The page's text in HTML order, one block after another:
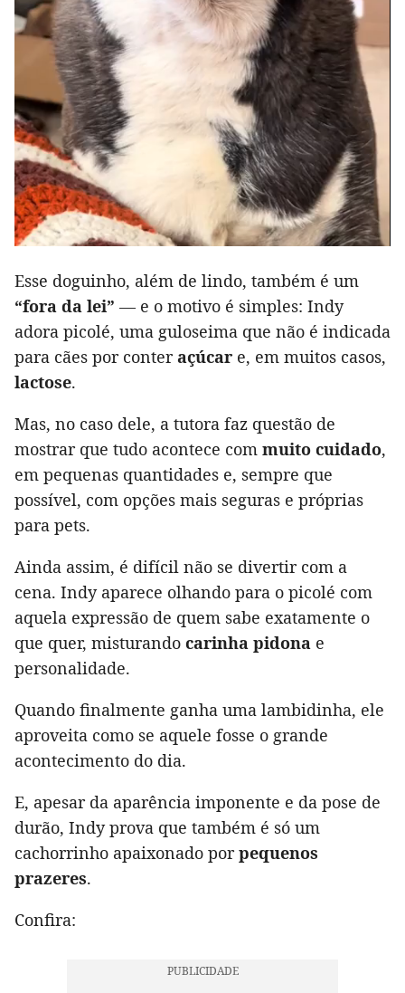
Esse doguinho, além de lindo, também é um
“fora da lei” — e o motivo é simples: Indy
adora picolé, uma guloseima que não é indicada
para cães por conteraçúcar e, em muitos casos,
lactose.
Mas, no caso dele, a tutora faz questão de
mostrar que tudo acontece com muito cuidado,
em pequenas quantidades e, sempre que
possível, com opções mais seguras e próprias
para pets.
Ainda assim, é difícil não se divertir com a
cena. Indy aparece olhando para o picolé com
aquela expressão de quem sabe exatamente o
que quer, misturando carinha pidona e
personalidade.
Quando finalmente ganha uma lambidinha, ele
aproveita como se aquele fosse o grande
acontecimento do dia.
E, apesar da aparência imponente e da pose de
durão, Indy prova que também é só um
cachorrinho apaixonado porpequenos
prazeres.
Confira: